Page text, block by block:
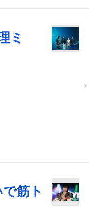
ミ
筋ト